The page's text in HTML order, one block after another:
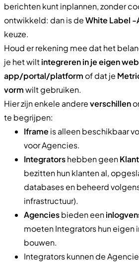
berichten kunt inplannen, zonder
ontwikkeld: dan is deWhite Label
keuze.
Houd er rekening mee dat het
je het wiltintegreren in je eigen
app/portal/platform of dat je
vormwilt gebruiken.
Hier zijn enkele andereverschillen
te begrijpen:
Iframe is alleen beschikbaar
voor Agencies.
Integratorshebben geen
bezitten hun klanten al,
databases en beheerd
infrastructuur).
Agenciesbieden een
moeten Integrators hun eigen
bouwen.
Integrators kunnen de